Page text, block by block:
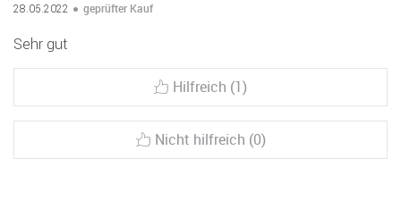
28.05.2022 geprüfter Kauf
Sehr gut
Hilfreich (1)
Nicht hilfreich (0)